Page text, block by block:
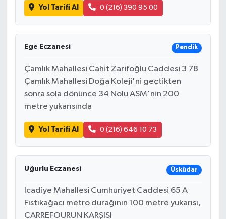
Yol Tarifi Al 0 (216) 390 95 00
Ege Eczanesi Pendik
Çamlık Mahallesi Cahit Zarifoğlu Caddesi 3 78
Çamlık Mahallesi Doğa Koleji'ni geçtikten
sonra sola dönünce 34 Nolu ASM'nin 200
metre yukarısında
Yol Tarifi Al 0 (216) 646 10 73
Uğurlu Eczanesi Üsküdar
İcadiye Mahallesi Cumhuriyet Caddesi 65 A
Fıstıkağacı metro durağının 100 metre yukarısı,
CARREFOURUN KARŞISI